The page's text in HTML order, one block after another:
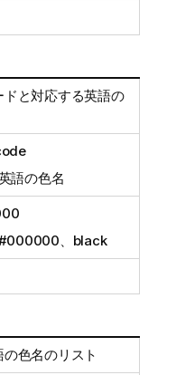
ドと対応する英語の
語の色名
、black
色名のリスト